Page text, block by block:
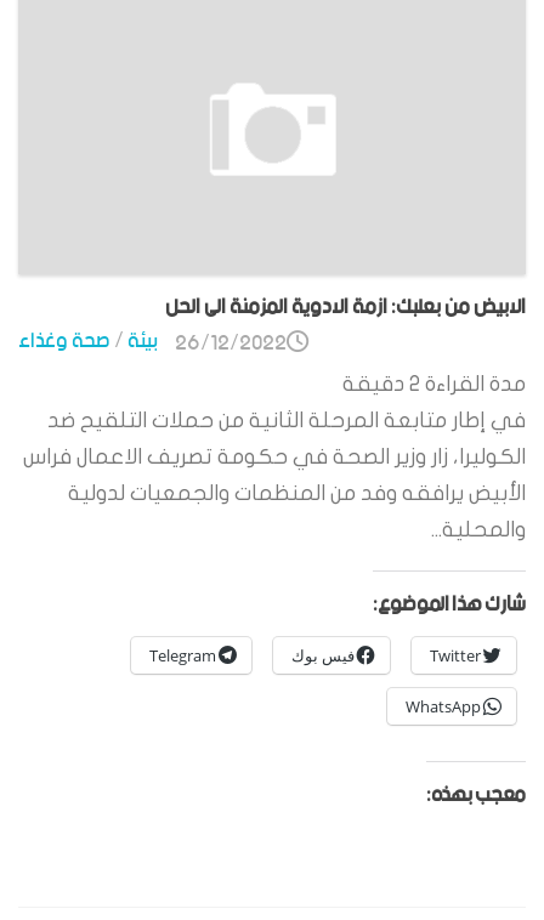
الابيض من بعلبك: ازمة الادوية المزمنة الى الحل
بيئة/صحة وغذاء 26/12/2022
مدة القراءة 2 دقيقة
في إطار متابعة المرحلة الثانية من حملات التلقيح ضد
الكوليرا، زار وزير الصحة في حكومة تصريف الاعمال فراس
الأبيض يرافقه وفد من المنظمات والجمعيات لدولية
والمحلية...
شارك هذا الموضوع:
Twitter فيس بوك Telegram
WhatsApp
معجب بهذه: